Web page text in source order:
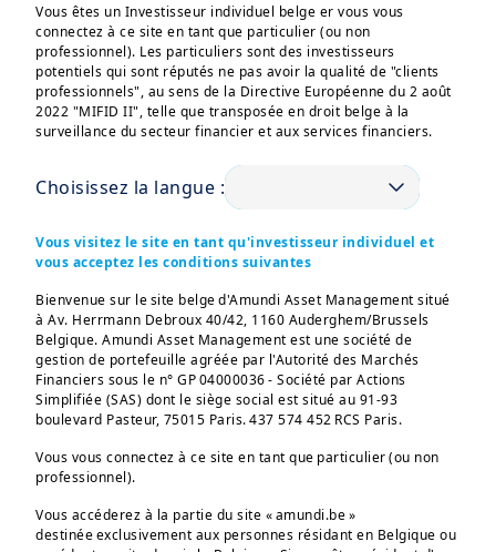
Vous êtes un Investisseur individuel belge er vous vous
connectez à ce site en tant que particulier (ou non
professionnel). Les particuliers sont des investisseurs
potentiels qui sont réputés ne pas avoir la qualité de "clients
professionnels", au sens de la Directive Européenne du 2 août
2022 "MIFID II", telle que transposée en droit belge à la
surveillance du secteur financier et aux services financiers.
Choisissez la langue :
Vous visitez le site en tant qu'investisseur individuel et
vous acceptez les conditions suivantes
Bienvenue sur le site belge d'Amundi Asset Management situé
à Av. Herrmann Debroux 40/42, 1160 Auderghem/Brussels
Belgique. Amundi Asset Management est une société de
gestion de portefeuille agréée par l'Autorité des Marchés
Financiers sous le n° GP 04000036 - Société par Actions
Simplifiée (SAS) dont le siège social est situé au 91-93
boulevard Pasteur, 75015 Paris. 437 574 452 RCS Paris.
Vous vous connectez à ce site en tant que particulier (ou non
professionnel).
Vous accéderez à la partie du site « amundi.be »
destinée exclusivement aux personnes résidant en Belgique ou
Trump reviendra à la Maison
Blanche, accompagné d'une large
à la Chambre des représentants.
Points clés
président Donald Trump retournera à